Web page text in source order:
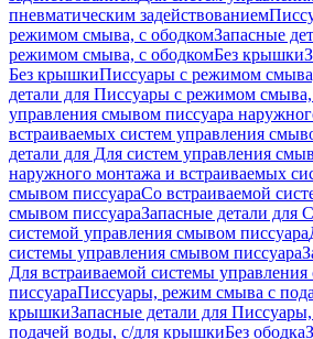
пневматическим задействованием
режимом смыва, с ободкомЗапасные
режимом смыва, с ободкомБез крышки
Без крышкиПиссуары с режимом
детали для Писсуары с режимом смыва,
управления смывом писсуара
встраиваемых систем управления
детали для Для систем управления
наружного монтажа и встраиваемых
смывом писсуараСо встраиваемой
смывом писсуараЗапасные детали для
системой управления смывом писсуара
системы управления смывом писсуара
Для встраиваемой системы
писсуараПиссуары, режим смыва с
крышкиЗапасные детали для
подачей воды, с/для крышкиБез ободка